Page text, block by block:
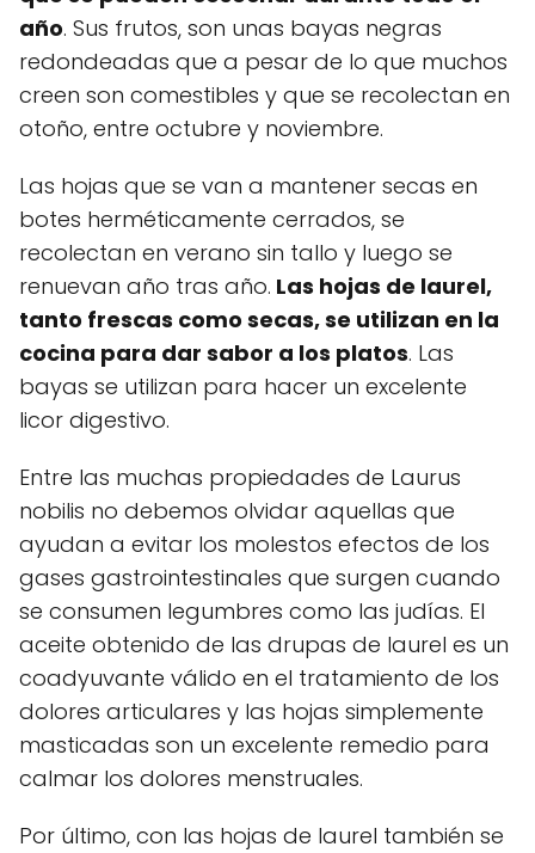
año. Sus frutos, son unas bayas negras
redondeadas que a pesar de lo que muchos
creen son comestibles y que se recolectan en
otoño, entre octubre y noviembre.
Las hojas que se van a mantener secas en
botes herméticamente cerrados, se
recolectan en verano sin tallo y luego se
renuevan año tras año. Las hojas de laurel,
tanto frescas como secas, se utilizan en la
cocina para dar sabor a los platos. Las
bayas se utilizan para hacer un excelente
licor digestivo.
Entre las muchas propiedades de Laurus
nobilis no debemos olvidar aquellas que
ayudan a evitar los molestos efectos de los
gases gastrointestinales que surgen cuando
se consumen legumbres como las judías. El
aceite obtenido de las drupas de laurel es un
coadyuvante válido en el tratamiento de los
dolores articulares y las hojas simplemente
masticadas son un excelente remedio para
calmar los dolores menstruales.
Por último, con las hojas de laurel también se